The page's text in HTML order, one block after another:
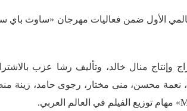
الأول ضمن فعاليات مهرجان «ساوث باي
منال خالد، وتأليف رشا عزب
نعمة محسن، منى مختار، رجوى حامد، زينة